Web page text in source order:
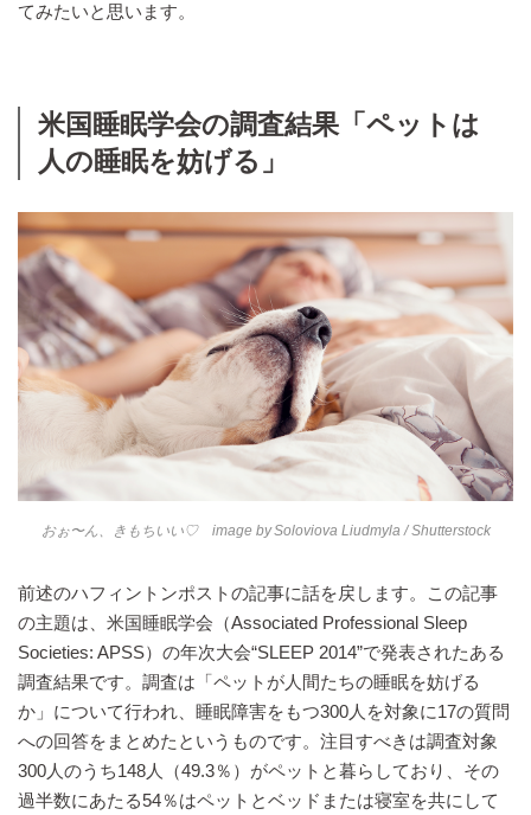
てみたいと思います。
米国睡眠学会の調査結果「ペットは
人の睡眠を妨げる」
おぉ〜ん、きもちいい♡ image bySoloviova Liudmyla / Shutterstock
前述のハフィントンポストの記事に話を戻します。この記事
の主題は、米国睡眠学会（Associated Professional Sleep
Societies: APSS）の年次大会“SLEEP 2014”で発表されたある
調査結果です。調査は「ペットが人間たちの睡眠を妨げる
か」について行われ、睡眠障害をもつ300人を対象に17の質問
への回答をまとめたというものです。注目すべきは調査対象
300人のうち148人（49.3％）がペットと暮らしており、その
過半数にあたる54％はペットとベッドまたは寝室を共にして